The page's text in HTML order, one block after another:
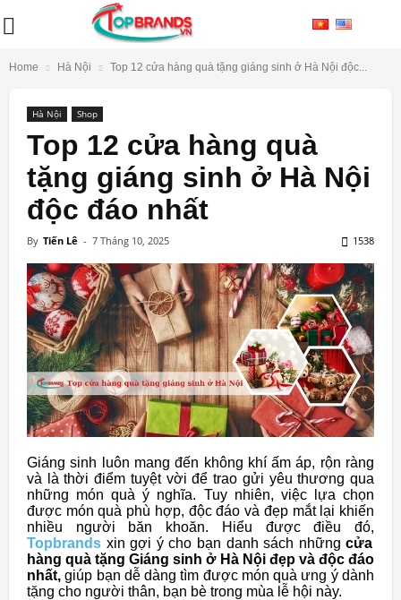
Home Hà Nội Top 12 cửa hàng quà tặng giáng sinh ở Hà Nội độc...
Hà Nội Shop
Top 12 cửa hàng quà
tặng giáng sinh ở Hà Nội
độc đáo nhất
By Tiến Lê - 7 Tháng 10, 2025 1538
Giáng sinh luôn mang đến không khí ấm áp, rộn ràng
và là thời điểm tuyệt vời để trao gửi yêu thương qua
những món quà ý nghĩa. Tuy nhiên, việc lựa chọn
được món quà phù hợp, độc đáo và đẹp mắt lại khiến
nhiều người băn khoăn. Hiểu được điều đó,
Topbrands xin gợi ý cho bạn danh sách nhữngcửa
hàng quà tặng Giáng sinh ở Hà Nội đẹp và độc đáo
nhất, giúp bạn dễ dàng tìm được món quà ưng ý dành
tặng cho người thân, bạn bè trong mùa lễ hội này.